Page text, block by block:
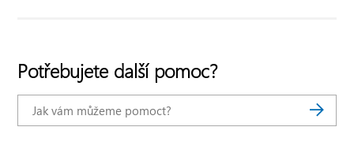
Potřebujete další pomoc?